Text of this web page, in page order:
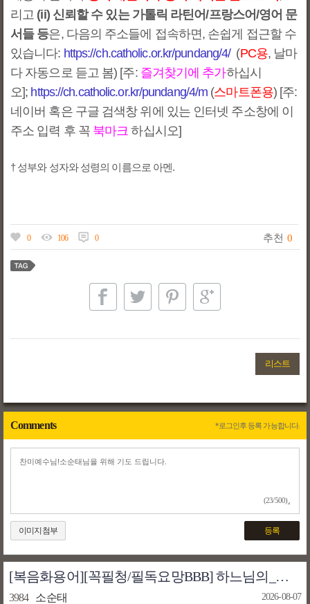
리고 (ii) 신뢰할 수 있는 가톨릭 라틴어/프랑스어/영어 문
서들 등은, 다음의 주소들에 접속하면, 손쉽게 접근할 수
있습니다: https://ch.catholic.or.kr/pundang/4/(PC용, 날마
다 자동으로 듣고 봄) [주: 즐겨찾기에 추가하십시
오]; https://ch.catholic.or.kr/pundang/4/m (스마트폰용) [주:
네이버 혹은 구글 검색창 위에 있는 인터넷 주소창에 이
주소 입력 후 꼭 북마크 하십시오]
† 성부와 성자와 성령의 이름으로 아멘.
0 106 0 추천 0
리스트
Comments *로그인후 등록 가능합니다.
(23/500)
이미지첨부 등록
[복음화용어][꼭필청/필독요망BBB] 하느님의_관대; 관대한 자들 중에서만 오로지 자비를 베푸는 자들이 있을 수도 있음을 결코 잊지 말라
3984 소순태 2026-08-07